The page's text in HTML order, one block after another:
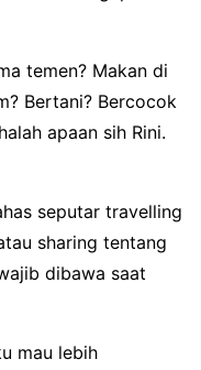
temen? Makan di
Bertani? Bercocok
apaan sih Rini.
seputar travelling
sharing tentang
dibawa saat
mau lebih